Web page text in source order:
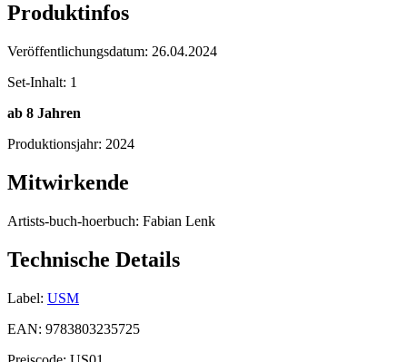
Produktinfos
Veröffentlichungsdatum: 26.04.2024
Set-Inhalt: 1
ab 8 Jahren
Produktionsjahr: 2024
Mitwirkende
Artists-buch-hoerbuch: Fabian Lenk
Technische Details
Label: USM
EAN: 9783803235725